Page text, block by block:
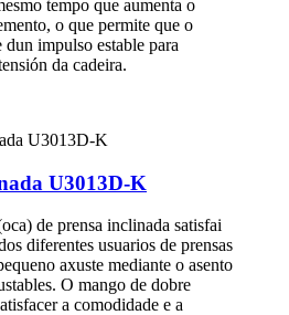
tempo que aumenta o
o que permite que o
dun impulso estable para
da cadeira.
U3013D-K
de prensa inclinada satisfai
diferentes usuarios de prensas
axuste mediante o asento
O mango de dobre
a comodidade e a